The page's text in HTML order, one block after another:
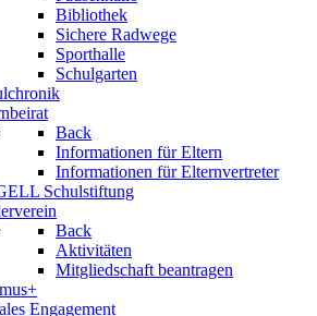
Bibliothek
Sichere Radwege
Sporthalle
Schulgarten
Back
Informationen für Eltern
Informationen für Elternvertreter
Schulstiftung
Back
Aktivitäten
Mitgliedschaft beantragen
Engagement